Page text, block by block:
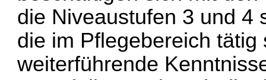
die Niveaustufen 3 und 4
die im Pflegebereich
weiterführende